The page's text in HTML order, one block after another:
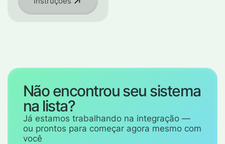
Não encontrou seu sistema
na lista?
Já estamos trabalhando na integração —
ou prontos para começar agora mesmo com
você